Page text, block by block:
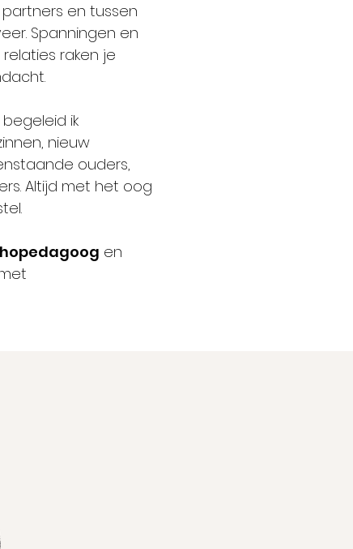
en tussen
Spanningen en
raken je
ik
nieuw
ouders,
Altijd met het oog
en